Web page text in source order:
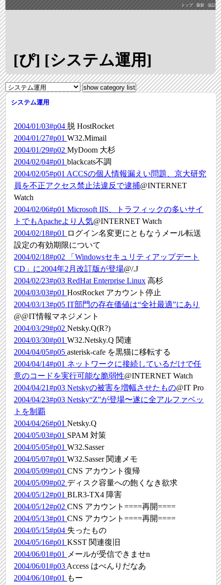
トップ 最新 追記
[ぴ] [システム運用]
システム運用
2004/01/03#p04 脱 HostRocket
2004/01/27#p01W32.Mimail
2004/01/29#p02MyDoom 大杉
2004/02/04#p01blackcats不調
2004/02/05#p01 ACCSの個人情報漏えい問題、京大研究
員を不正アクセス禁止法違反で逮捕@INTERNET
Watch
2004/02/06#p01Microsoft IIS、トラフィックの多いサイ
トでもApacheより人気@INTERNET Watch
2004/02/18#p01 ログイン名変更にともなうメール転送
設定の有効期限について
2004/02/18#p02
「Windowsセキュリティアップデート
CD」に2004年2月改訂版が登場@/.J
2004/02/23#p03RedHat Enterprise Linux 高杉
2004/03/03#p01HostRocket アカウント停止
2004/03/13#p05IT部門の存在価値は“全社最適”にあり
@@IT情報マネジメント
2004/03/29#p02Netsky.Q(R?)
2004/03/30#p01W32.Netsky.Q 関連
2004/04/05#p05asterisk-cafe を黒猫に移転する
2004/04/14#p01 ネットワークに接続しているだけで任
意のコードを実行可能な脆弱性@INTERNET Watch
2004/04/21#p03Netskyの被害を増幅させたもの@IT Pro
2004/04/23#p03Netsky“Z”が登場〜遂に全アルファベッ
トを制覇
2004/04/26#p01Netsky.Q
2004/05/03#p01 SPAM 対策
2004/05/05#p01W32.Sasser
2004/05/07#p01W32.Sasser 関連メモ
2004/05/09#p01CNS アカウント復帰
2004/05/09#p02 ディスク容量への飽くなき欲求
2004/05/12#p01BLR3-TX4 障害
2004/05/12#p02CNS アカウント====再開====
2004/05/13#p01CNS アカウント====再開====
2004/05/15#p04 失ったもの
2004/05/16#p01KSST 関連復旧
2004/06/01#p01
メールが受信できませn
2004/06/01#p03 Access はべんりだなあ
2004/06/10#p01 もー